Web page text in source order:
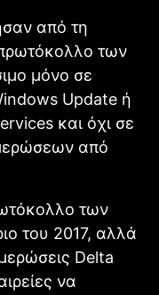
από τη
των
μόνο σε
Update ή
και όχι σε
από
των
του 2017, αλλά
Delta
να